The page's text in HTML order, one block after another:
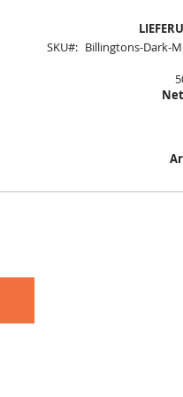
SKU
Billingtons-Dark-